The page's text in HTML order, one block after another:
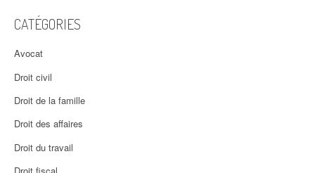
CATÉGORIES
Avocat
Droit civil
Droit de la famille
Droit des affaires
Droit du travail